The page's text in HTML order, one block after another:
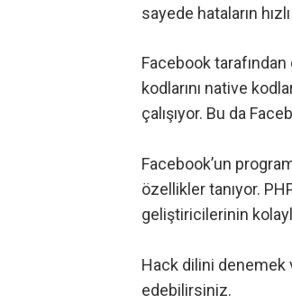
sayede hataların
Facebook
kodlarını native
çalışıyor. Bu da
Facebook’un
özellikler tanıyor.
geliştiricilerinin
Hack dilini denemek
edebilirsiniz.